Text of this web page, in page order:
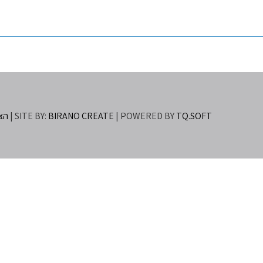
SITE BY: BIRANO CREATE | POWERED BYTQ.SOFT
|